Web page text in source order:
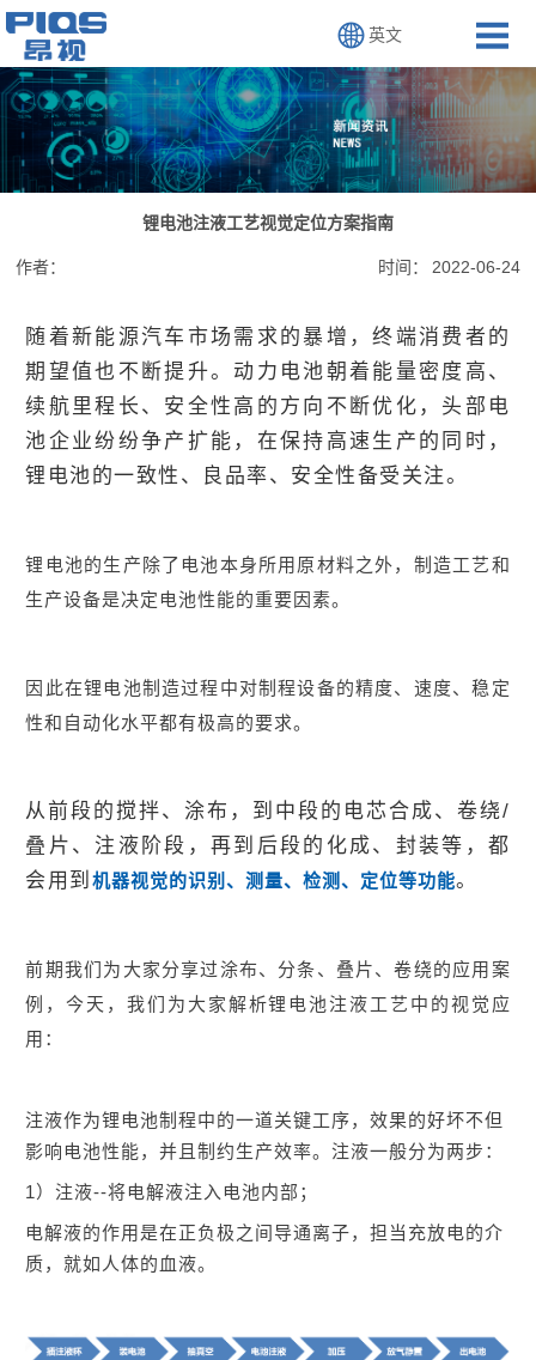
英文
锂电池注液工艺视觉定位方案指南
作者： 时间： 2022-06-24
随着新能源汽车市场需求的暴增，终端消费者的
期望值也不断提升。动力电池朝着能量密度高、
续航里程长、安全性高的方向不断优化， 头部电
池企业纷纷争产扩能，在保持高速生产的同时，
锂电池的一致性、良品率、安全性备受关注。
锂电池的生产 除了电池本身所用原材料之外，制造工艺和
生产设备是决定电池性能的重要因素。
因此在锂电池制造过程中对制程设备的精度、速度、稳定
性和自动化水平都有极高的要求。
从前段的搅拌、涂布，到中段的电芯合成、卷绕/
叠片、注液阶段，再到后段的化成、封装等，都
会用到 机器视觉的识别、测量、检测、定位等功能。
前期我们为大家分享过涂布、分条、叠片、卷绕的应用案
例 ，今天，我们为大家解析锂电池注液工艺中的视觉应
用：
注液作为锂电池制程中的一道关键工序，效果的好坏不但
影响电池性能，并且制约生产效率。注液一般分为两步：
1）注液--将电解液注入电池内部；
电解液的作用是在正负极之间导通离子，担当充放电的介
质，就如人体的血液。